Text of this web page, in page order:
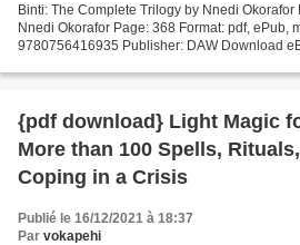
Binti: The Complete Trilogy by Nnedi
Nnedi Okorafor Page: 368 Format: pdf, ePub,
9780756416935 Publisher: DAW Download
{pdf download} Light Magic
More than 100 Spells,
Coping in a Crisis
Publié le 16/12/2021 à 18:37
Par vokapehi